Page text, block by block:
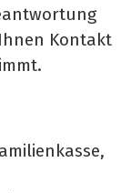
Kontakt